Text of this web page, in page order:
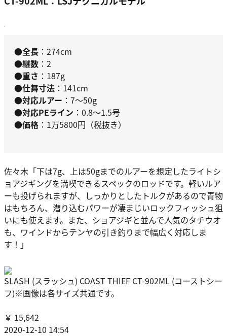
●全長 ：274cm
●継数 ：2
●重さ ：187g
●仕舞寸法 ：141cm
●対応ルアー ：7～50g
●対応PEライン ：0.8～1.5号
●価格 ：1万5800円（税抜き）
佐々木 「下は7g、上は50gまでのルアーを想定したライトシ
ョアジギングを満喫できるスペックのロッドです。軽いルア
ーも投げられますが、しっかりとしたトルクがあるので青物
はもちろん、潜り込むパワーが凄まじいロックフィッシュ狙
いにも使えます。また、ショアジギと並んで人気のタチウオ
も、ワインドからテンヤの引き釣りまで幅広く対応しま
す！」
SLASH (スラッシュ) COAST THIEF CT-902ML (コーストシー
フ)※画像は各サイズ共通です。
￥ 15,642
2020-12-10 14:54